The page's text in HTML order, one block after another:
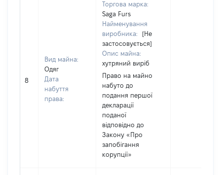
8
Вид майна:
Одяг
Дата
набуття
права:
Торгова марка:
Saga Furs
Найменування
виробника:
[Не
застосовується]
Опис майна:
хутряний виріб
Право на майно
набуто до
подання першої
декларації
поданої
відповідно до
Закону «Про
запобігання
корупції»